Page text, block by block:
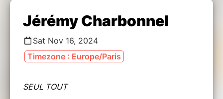
Jérémy Charbonnel
Sat Nov 16, 2024
Timezone : Europe/Paris
SEUL TOUT